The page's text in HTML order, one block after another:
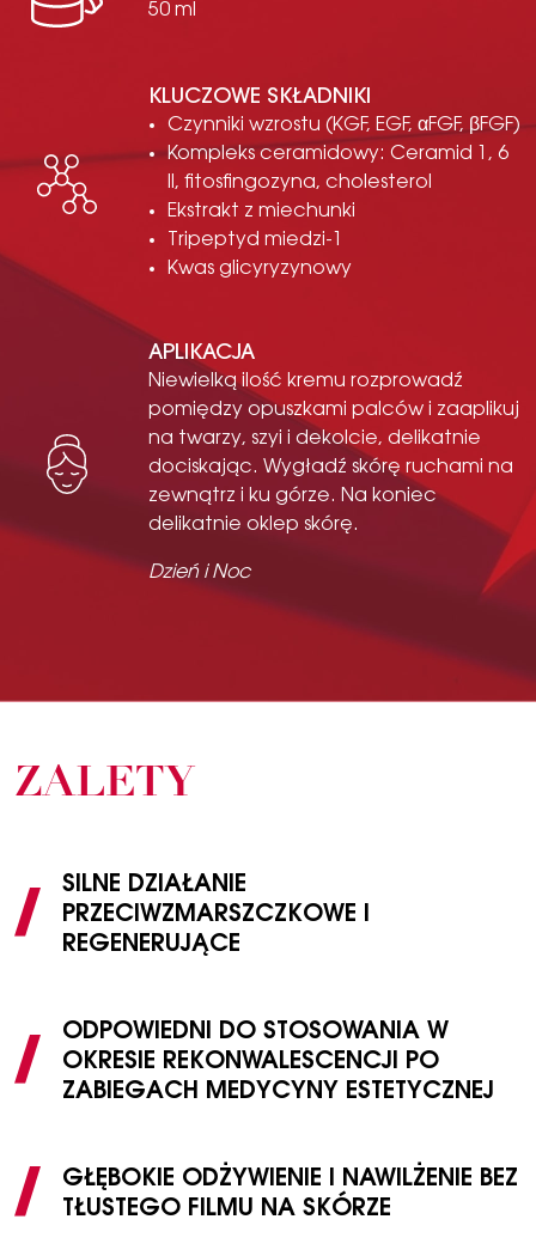
50 ml
KLUCZOWE SKŁADNIKI
Czynniki wzrostu (KGF, EGF, αFGF, βFGF)
Kompleks ceramidowy: Ceramid 1, 6
II, fitosfingozyna, cholesterol
Ekstrakt z miechunki
Tripeptyd miedzi-1
Kwas glicyryzynowy
APLIKACJA
Niewielką ilość kremu rozprowadź
pomiędzy opuszkami palców i zaaplikuj
na twarzy, szyi i dekolcie, delikatnie
dociskając. Wygładź skórę ruchami na
zewnątrz i ku górze. Na koniec
delikatnie oklep skórę.
Dzień iNoc
ZALETY
SILNE DZIAŁANIE
PRZECIWZMARSZCZKOWE I
REGENERUJĄCE
ODPOWIEDNI DO STOSOWANIA W
OKRESIE REKONWALESCENCJI PO
ZABIEGACH MEDYCYNY ESTETYCZNEJ
GŁĘBOKIE ODŻYWIENIE I NAWILŻENIE BEZ
TŁUSTEGO FILMU NA SKÓRZE